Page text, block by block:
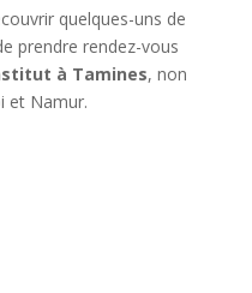
quelques-uns de
prendre rendez-vous
à Tamines, non
et Namur.